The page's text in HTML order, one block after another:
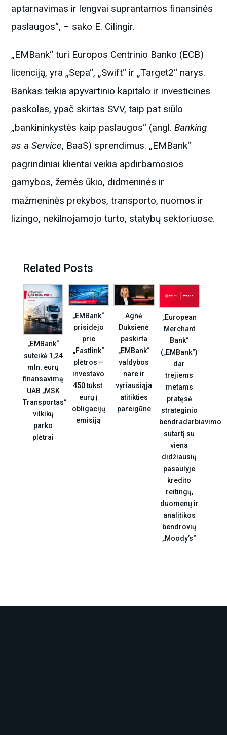
aptarnavimas ir lengvai suprantamos finansinės
paslaugos“, – sako E. Cilingir.
„EMBank“ turi Europos Centrinio Banko (ECB)
licenciją, yra „Sepa“, „Swift“ ir „Target2“ narys.
Bankas teikia apyvartinio kapitalo ir investicines
paskolas, ypač skirtas SVV, taip pat siūlo
„bankininkystės kaip paslaugos“ (angl.Banking
as a Service, BaaS) sprendimus. „EMBank“
pagrindiniai klientai veikia apdirbamosios
gamybos, žemės ūkio, didmeninės ir
mažmeninės prekybos, transporto, nuomos ir
lizingo, nekilnojamojo turto, statybų sektoriuose.
Related Posts
„EMBank“
suteikė 1,24
mln. eurų
finansavimą
UAB „MSK
Transportas“
vilkikų
parko
plėtrai
„EMBank“
prisidėjo
prie
„Fastlink“
plėtros –
investavo
450 tūkst.
eurų į
obligacijų
emisiją
Agnė
Duksienė
paskirta
„EMBank“
valdybos
nare ir
vyriausiąja
atitikties
pareigūne
„European
Merchant
Bank“
(„EMBank“)
dar
trejiems
metams
pratęsė
strateginio
bendradarbiavimo
sutartį su
viena
didžiausių
pasaulyje
kredito
reitingų,
duomenų ir
analitikos
bendrovių
„Moody’s“